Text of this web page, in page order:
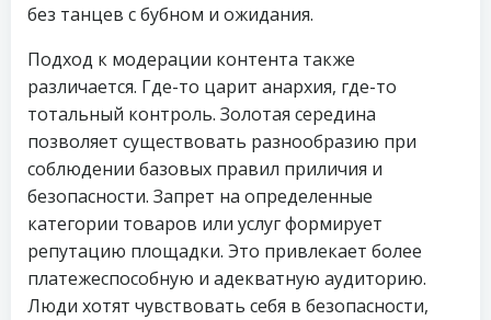
без танцев с бубном и ожидания.
Подход к модерации контента также
различается. Где-то царит анархия, где-то
тотальный контроль. Золотая середина
позволяет существовать разнообразию при
соблюдении базовых правил приличия и
безопасности. Запрет на определенные
категории товаров или услуг формирует
репутацию площадки. Это привлекает более
платежеспособную и адекватную аудиторию.
Люди хотят чувствовать себя в безопасности,